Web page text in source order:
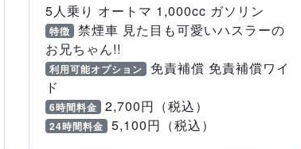
5人乗り オートマ 1,000cc ガソリン
特徴 禁煙車 見た目も可愛いハスラーの
お兄ちゃん!!
利用可能オプション 免責補償 免責補償ワイ
ド
6時間料金 2,700円（税込）
24時間料金 5,100円（税込）